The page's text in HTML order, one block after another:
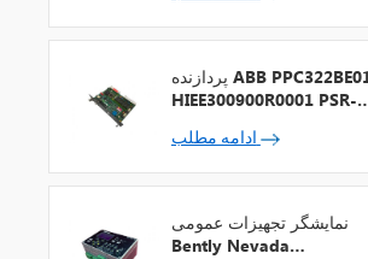
پردازنده ABB PPC322BE01
HIEE300900R0001 PSR-2
نمایشگر تجهیزات عمومی
Bently Nevada